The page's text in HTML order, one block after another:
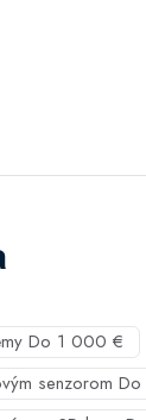
Do 1 000 €
senzorom